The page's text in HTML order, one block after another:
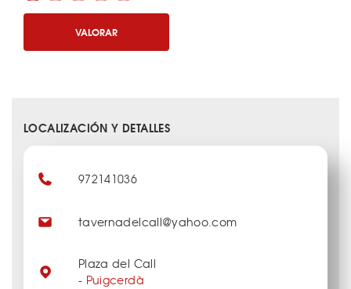
VALORAR
LOCALIZACIÓN Y DETALLES
972141036
tavernadelcall@yahoo.com
Plaza del Call
- Puigcerdà